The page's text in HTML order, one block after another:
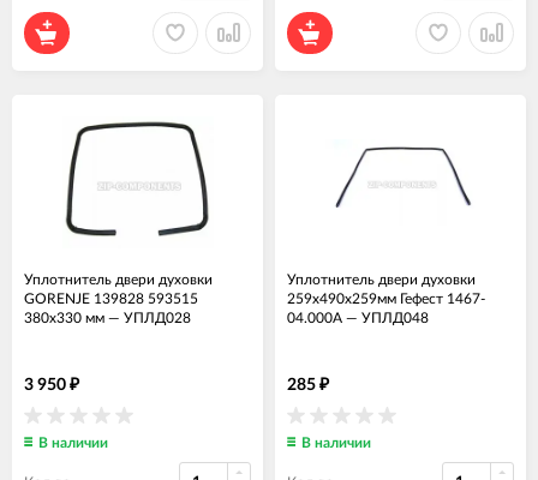
Уплотнитель двери духовки
GORENJE 139828 593515
380x330 мм — УПЛД028
3 950 ₽
В наличии
Уплотнитель двери духовки
259x490x259мм Гефест 1467-
04.000А — УПЛД048
285 ₽
В наличии